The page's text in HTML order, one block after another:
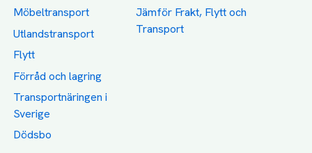
Möbeltransport
Utlandstransport
Flytt
Förråd och lagring
Transportnäringen i
Sverige
Dödsbo
Jämför Frakt, Flytt och
Transport